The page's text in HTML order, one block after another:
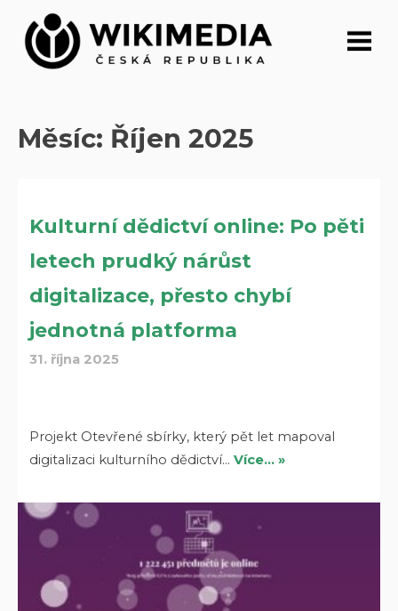
Přeskočit
obsah
Měsíc: Říjen 2025
Kulturní dědictví online: Po pěti
letech prudký nárůst
digitalizace, přesto chybí
jednotná platforma
31. října 2025
Projekt Otevřené sbírky, který pět let mapoval
digitalizaci kulturního dědictví…Více… »